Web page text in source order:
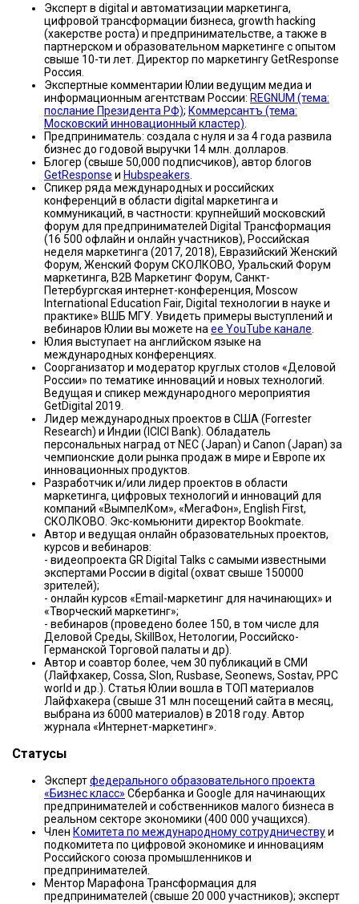
Эксперт в digital и автоматизации маркетинга,
цифровой трансформации бизнеса, growth hacking
(хакерстве роста) и предпринимательстве, а также в
партнерском и образовательном маркетинге с опытом
свыше 10-ти лет. Директор по маркетингу GetResponse
Россия.
Экспертные комментарии Юлии ведущим медиа и
информационным агентствам России: REGNUM (тема:
послание Президента РФ); Коммерсантъ (тема:
Московский инновационный кластер)
Предприниматель: создала с нуля и за 4 года развила
бизнес до годовой выручки 14 млн. долларов.
Блогер (свыше 50,000 подписчиков), автор блогов
GetResponse и Hubspeakers
Спикер ряда международных и российских
конференций в области digital маркетинга и
коммуникаций, в частности: крупнейший московский
форум для предпринимателей Digital Трансформация
(16 500 офлайн и онлайн участников), Российская
неделя маркетинга (2017, 2018), Евразийский Женский
Форум, Женский Форум СКОЛКОВО, Уральский Форум
маркетинга, B2B Маркетинг Форум, Санкт-
Петербургская интернет-конференция, Moscow
International Education Fair, Digital технологии в науке и
практике» ВШБ МГУ. Увидеть примеры выступлений и
вебинаров Юлии вы можете на ее YouTube канале
Юлия выступает на английском языке на
международных конференциях.
Соорганизатор и модератор круглых столов «Деловой
России» по тематике инноваций и новых технологий.
Ведущая и спикер международного мероприятия
GetDigital 2019.
Лидер международных проектов в США (Forrester
Research) и Индии (ICICI Bank). Обладатель
персональных наград от NEC (Japan) и Canon (Japan) за
чемпионские доли рынка продаж в мире и Европе их
инновационных продуктов.
Разработчик и/или лидер проектов в области
маркетинга, цифровых технологий и инноваций для
компаний «ВымпелКом», «МегаФон», English First,
СКОЛКОВО. Экс-комьюнити директор Bookmate.
Автор и ведущая онлайн образовательных проектов,
курсов и вебинаров:
- видеопроекта GR Digital Talks с самыми известными
экспертами России в digital (охват свыше 150000
зрителей);
- онлайн курсов «Email-маркетинг для начинающих» и
«Творческий маркетинг»;
- вебинаров (проведено более 150, в том числе для
Деловой Среды, SkillBox, Нетологии, Российско-
Германской Торговой палаты и др).
Автор и соавтор более, чем 30 публикаций в СМИ
(Лайфхакер, Cossa, Slon, Rusbase, Seonews, Sostav, PPC
world и др.). Статья Юлии вошла в ТОП материалов
Лайфхакера (свыше 31 млн посещений сайта в месяц,
выбрана из 6000 материалов) в 2018 году. Автор
журнала «Интернет-маркетинг».
Статусы
Экспертфедерального образовательного проекта
«Бизнес класс» Сбербанка и Google для начинающих
предпринимателей и собственников малого бизнеса в
реальном секторе экономики (400 000 учащихся).
Член Комитета по международному сотрудничествуи
подкомитета по цифровой экономике и инновациям
Российского союза промышленников и
предпринимателей.
Ментор Марафона Трансформация для
предпринимателей (свыше 20 000 участников); эксперт